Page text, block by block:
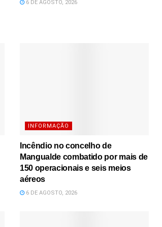
6 DE AGOSTO, 2026
INFORMAÇÃO
Incêndio no concelho de
Mangualde combatido por mais de
150 operacionais e seis meios
aéreos
6 DE AGOSTO, 2026